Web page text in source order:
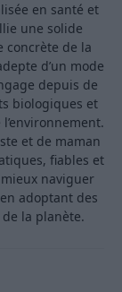
en santé et
une solide
concrète de la
d’un mode
depuis de
biologiques et
et de maman
fiables et
naviguer
adoptant des
la planète.